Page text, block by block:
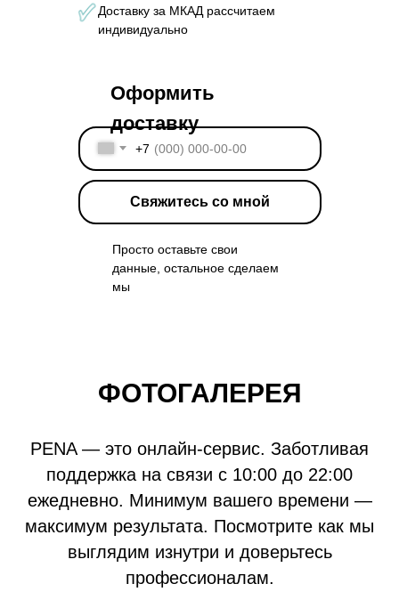
Доставку за МКАД рассчитаем
индивидуально
+7
Свяжитесь со мной
Оформить
доставку
Просто оставьте свои
данные, остальное сделаем
мы
ФОТОГАЛЕРЕЯ
PENA — это онлайн-сервис. Заботливая
поддержка на связи с 10:00 до 22:00
ежедневно. Минимум вашего времени —
максимум результата. Посмотрите как мы
выглядим изнутри и доверьтесь
профессионалам.